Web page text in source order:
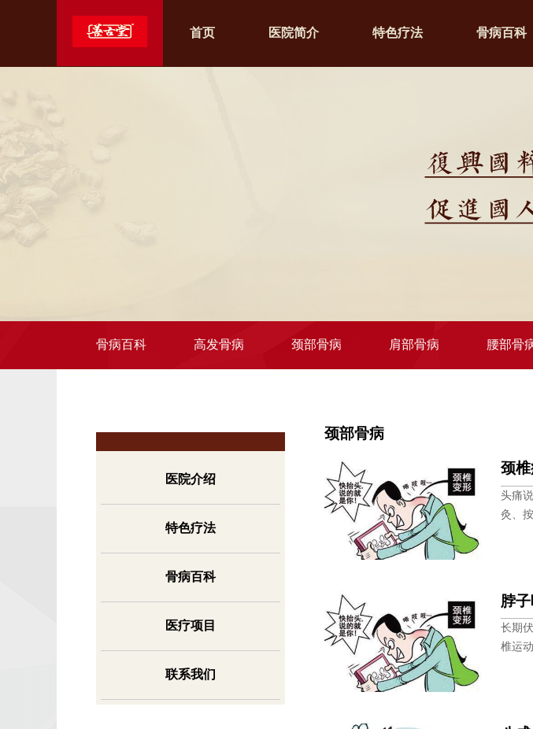
首页 医院简介 特色疗法 骨病百科
骨病百科 高发骨病 颈部骨病 肩部骨病 腰部骨
颈部骨病
颈
头痛
灸、
脖
长期
椎运
医院介绍
特色疗法
骨病百科
医疗项目
联系我们